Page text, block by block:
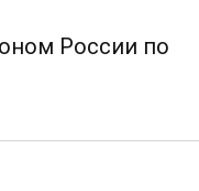
России по